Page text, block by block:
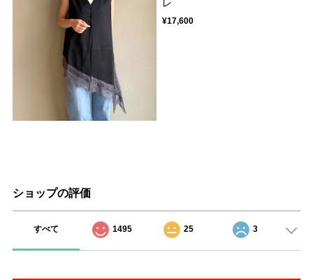
レ
¥17,600
ショップの評価
すべて 1495 25 3